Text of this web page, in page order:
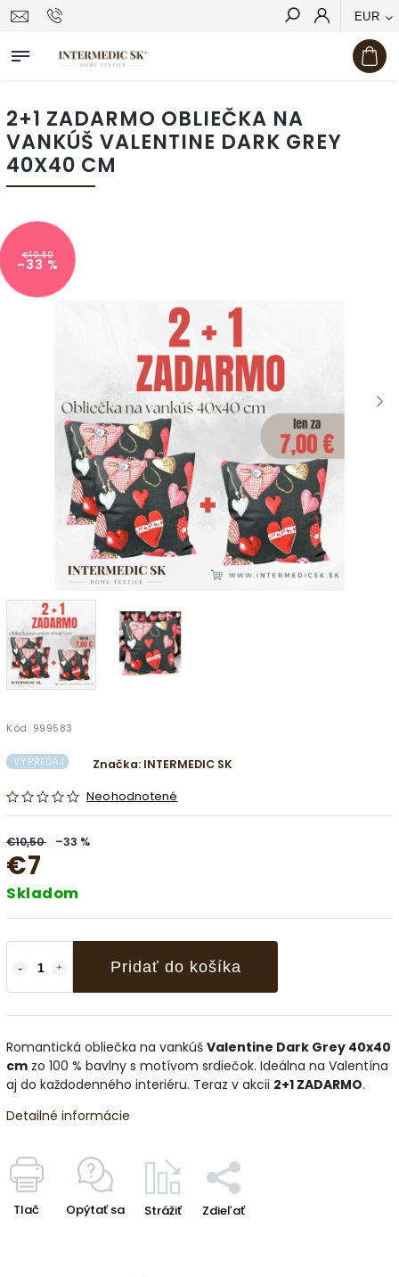
EUR
Hľadať
2+1 ZADARMO OBLIEČKA NA
VANKÚŠ VALENTINE DARK GREY
40X40 CM
€10,50
–33 %
Kód: 999583
VÝPREDAJ
Neohodnotené
Značka: INTERMEDIC SK
€10,50 –33 %
€7
Skladom
Pridať do košíka
Romantická obliečka na vankúš Valentine Dark Grey 40x40
cm zo 100 % bavlny s motívom srdiečok. Ideálna na Valentína
aj do každodenného interiéru. Teraz v akcii 2+1 ZADARMO.
Detailné informácie
Tlač Opýtať sa Strážiť Zdieľať